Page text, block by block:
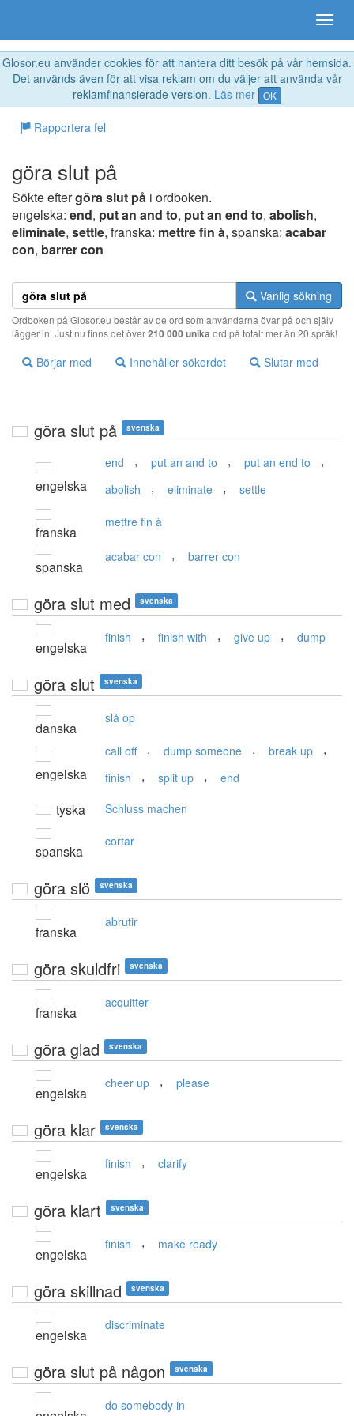
Glosor.eu använder cookies för att hantera ditt besök på vår hemsida.
Det används även för att visa reklam om du väljer att använda vår
reklamfinansierade version. Läs mer OK
Rapportera fel
göra slut på
Sökte eftergöra slut på i ordboken.
engelska: end, put an and to, put an end to, abolish,
eliminate, settle, franska: mettre fin à, spanska: acabar
con, barrer con
Vanlig sökning
Ordboken på Glosor.eu består av de ord som användarna övar på och själv
lägger in. Just nu finns det över210 000 unika ord på totalt mer än 20 språk!
Börjar med Innehåller sökordet Slutar med
göra slut på svenska
engelska
end , put an and to , put an end to ,
abolish , eliminate , settle
franska
mettre fin à
spanska
acabar con , barrer con
göra slut med svenska
engelska
finish , finish with , give up , dump
göra slut svenska
danska
slå op
engelska
call off , dump someone , break up ,
finish , split up , end
tyska Schluss machen
spanska
cortar
göra slö svenska
franska
abrutir
göra skuldfri svenska
franska
acquitter
göra glad svenska
engelska
cheer up , please
göra klar svenska
engelska
finish , clarify
göra klart svenska
engelska
finish , make ready
göra skillnad svenska
engelska
discriminate
göra slut på någon svenska
do somebody in